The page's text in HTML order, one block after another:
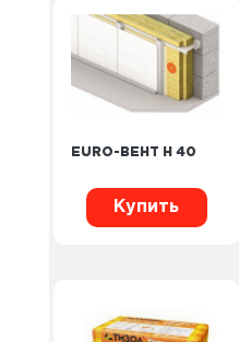
EURO-ВЕНТ Н 40
Купить